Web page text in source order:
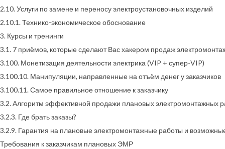
2.10. Услуги по замене и переносу электроустановочных изделий
2.10.1. Технико-экономическое обоснование
3. Курсы и тренинги
3.1. 7 приёмов, которые сделают Вас хакером продаж
3.100. Монетизация деятельности электрика (VIP + супер-VIP)
3.100.10. Манипуляции, направленные на отъём денег у заказчиков
3.100.11. Самое правильное отношение к заказчику
3.2. Алгоритм эффективной продажи плановых электромонтажных
3.2.3. Где брать заказы?
3.2.9. Гарантия на плановые электромонтажные работы и
Требования к заказчикам плановых ЭМР